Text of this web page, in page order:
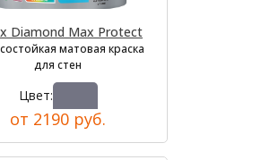
Diamond Max Protect
матовая краска
для стен
Цвет:
от 2190 руб.